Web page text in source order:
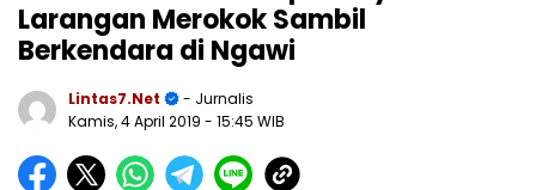
Larangan Merokok Sambil
Berkendara di Ngawi
Lintas7.net
- Jurnalis
Kamis, 4 April 2019 - 15:45 WIB